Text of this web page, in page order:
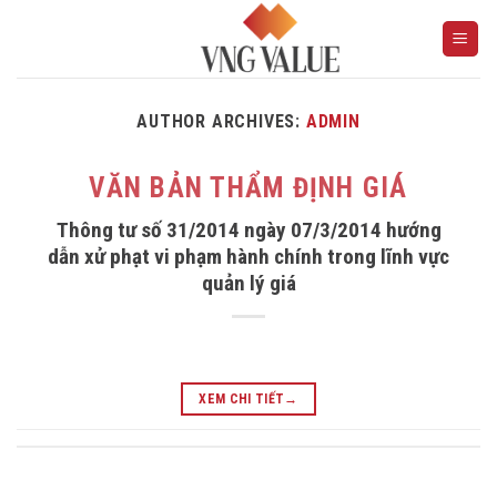
AUTHOR ARCHIVES: ADMIN
VĂN BẢN THẨM ĐỊNH GIÁ
Thông tư số 31/2014 ngày 07/3/2014 hướng
dẫn xử phạt vi phạm hành chính trong lĩnh vực
quản lý giá
XEM CHI TIẾT →